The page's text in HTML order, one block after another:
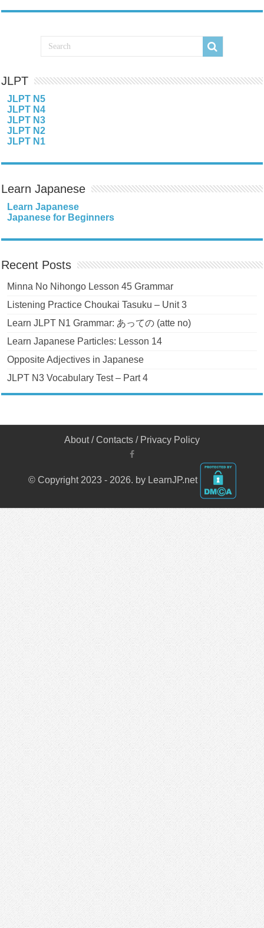
JLPT
JLPT N5
JLPT N4
JLPT N3
JLPT N2
JLPT N1
Learn Japanese
Learn Japanese
Japanese for Beginners
Recent Posts
Minna No Nihongo Lesson 45 Grammar
Listening Practice Choukai Tasuku – Unit 3
Learn JLPT N1 Grammar: あっての (atte no)
Learn Japanese Particles: Lesson 14
Opposite Adjectives in Japanese
JLPT N3 Vocabulary Test – Part 4
About/Contacts / Privacy Policy
© Copyright 2023 - 2026. by LearnJP.net